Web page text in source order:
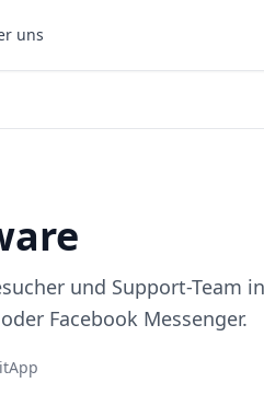
uns
und Support-Team
Facebook Messenger.